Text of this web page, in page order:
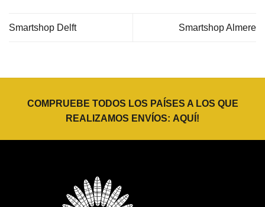
Smartshop Delft Smartshop Almere
COMPRUEBE TODOS LOS PAÍSES A LOS QUE
REALIZAMOS ENVÍOS: AQUÍ !